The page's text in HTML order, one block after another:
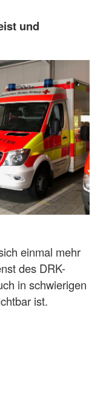
und
einmal mehr
des DRK-
in schwierigen
ist.